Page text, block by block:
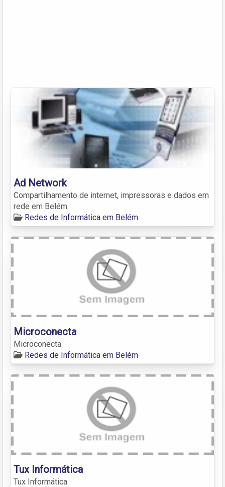
Ad Network
Compartilhamento de internet, impressoras e dados em
rede em Belém.
Redes de Informática em Belém
Microconecta
Microconecta
Redes de Informática em Belém
Tux Informática
Tux Informática